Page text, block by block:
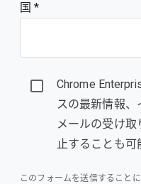
国 *
Chrome
スの最新情報
メールの受け
止することも可
このフォームを送信すること